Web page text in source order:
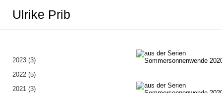
Ulrike Prib
2023 (3)
2022 (5)
2021 (3)
Ritual 1 2020